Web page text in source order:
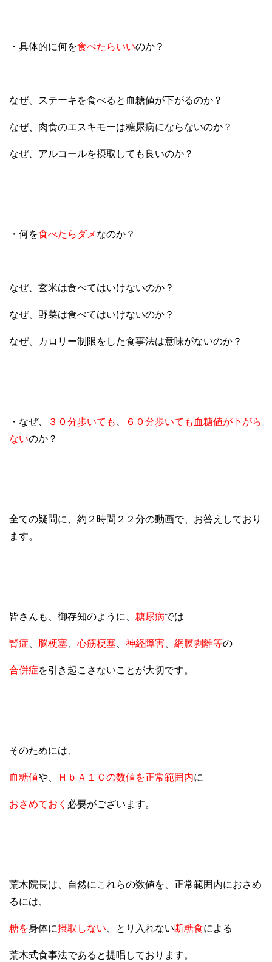
・具体的に何を食べたらいいのか？
なぜ、ステーキを食べると血糖値が下がるのか？
なぜ、肉食のエスキモーは糖尿病にならないのか？
なぜ、アルコールを摂取しても良いのか？
・何を食べたらダメ なのか？
なぜ、玄米は食べてはいけないのか？
なぜ、野菜は食べてはいけないのか？
なぜ、カロリー制限をした食事法は意味がないのか？
・なぜ、 ３０分歩いても
６０分歩いても血糖値が下がら
ないのか？
全ての疑問に、約２時間２２分の動画で、お答えしており
ます。
皆さんも、御存知のように、 糖尿病では
腎症 脳梗塞 心筋梗塞 神経障害 網膜剥離等の
合併症を引き起こさないことが大切です。
そのためには、
血糖値や、 ＨｂＡ１Ｃの数値を正常範囲内に
おさめておく 必要がございます。
荒木院長は、自然にこれらの数値を、正常範囲内におさめ
るには、
糖を身体に摂取しない 、とり入れない断糖食による
荒木式食事法であると提唱しております。